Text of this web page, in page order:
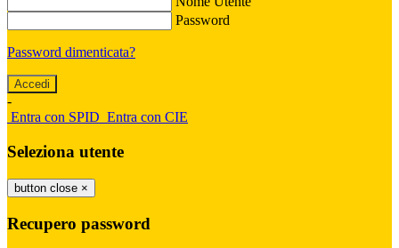
Password
Password dimenticata?
-
Entra con SPID Entra con CIE
Seleziona utente
button close ×
Recupero password